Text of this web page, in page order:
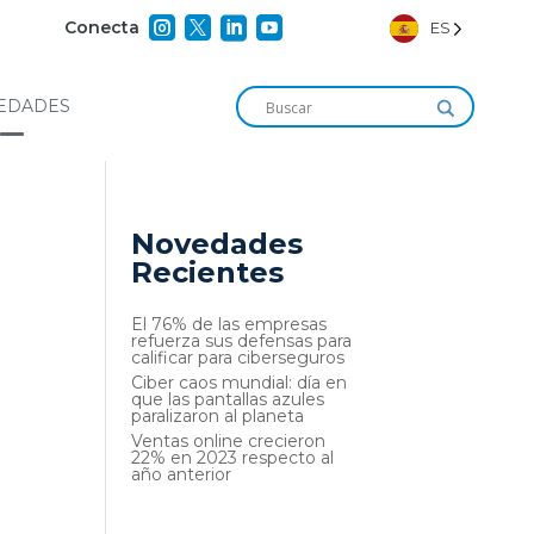
Conecta     ES
Novedades
Recientes
El 76% de las empresas
refuerza sus defensas para
calificar para ciberseguros
Ciber caos mundial: día en
que las pantallas azules
paralizaron al planeta
Ventas online crecieron
22% en 2023 respecto al
año anterior